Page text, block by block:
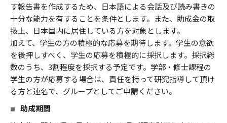
す報告書を作成するため、日本語による会話及び読み書きの
十分な能力を有することを条件とします。また、助成金の取
扱上、日本国内に居住している方を対象とします。
加えて、学生の方の積極的な応募を期待します。学生の意欲
を後押しすべく、学生の応募を積極的に採択します。採択総
数のうち、3割程度を採択する予定です。学部・修士課程の
学生の方が応募する場合は、責任を持って研究指導して頂け
る方と連名で、グループとしてご申請ください。
助成期間